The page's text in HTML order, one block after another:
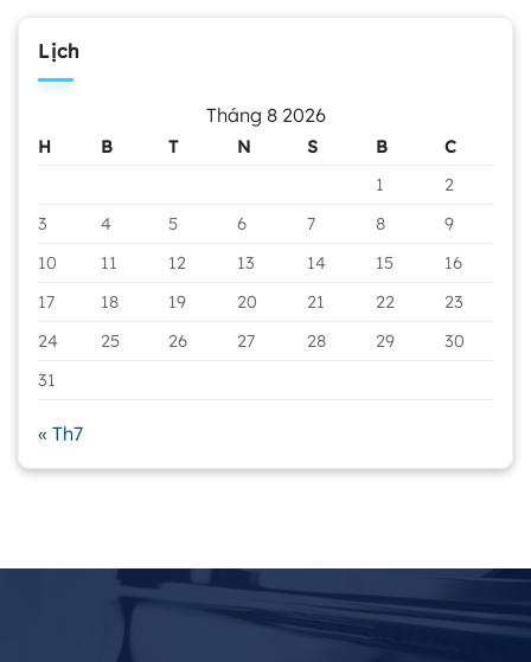
Lịch
Tháng 8 2026
H B T N S B
C
1
2
3
4 5 6 7 8
9
10
11 12 13 14 15
16
17
18 19 20 21 22
23
24
25 26 27 28 29
30
31
« Th7